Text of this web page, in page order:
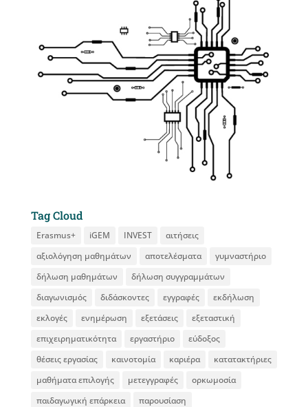
Tag Cloud
Erasmus+ iGEM INVEST
αιτήσεις
αξιολόγηση μαθημάτων
αποτελέσματα
γυμναστήριο
δήλωση μαθημάτων
δήλωση συγγραμμάτων
διαγωνισμός
διδάσκοντες εγγραφές
εκδήλωση
εκλογές
ενημέρωση εξετάσεις
εξεταστική
επιχειρηματικότητα
εργαστήριο
εύδοξος
θέσεις εργασίας
καινοτομία καριέρα
κατατακτήριες
μαθήματα επιλογής
μετεγγραφές
ορκωμοσία
παιδαγωγική επάρκεια
παρουσίαση